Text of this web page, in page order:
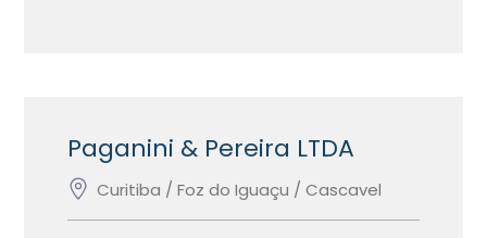
Paganini & Pereira LTDA
Curitiba / Foz do Iguaçu / Cascavel